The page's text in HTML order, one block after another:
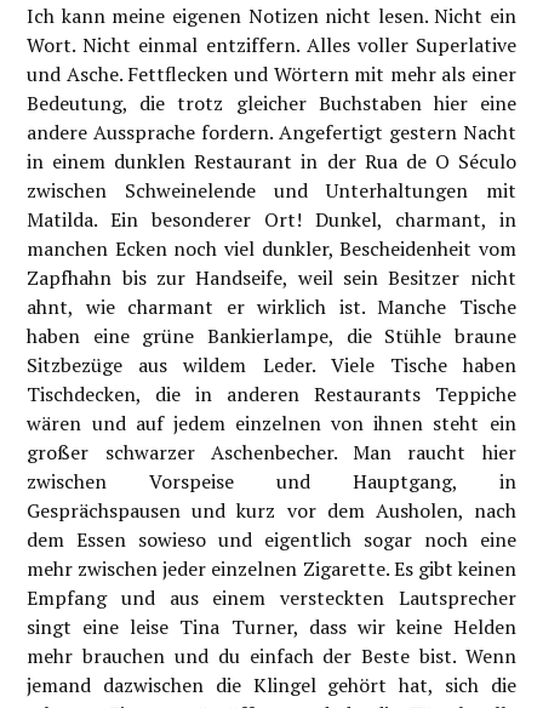
Ich kann meine eigenen Notizen nicht lesen. Nicht ein
Wort. Nicht einmal entziffern. Alles voller Superlative
und Asche. Fettflecken und Wörtern mit mehr als einer
Bedeutung, die trotz gleicher Buchstaben hier eine
andere Aussprache fordern. Angefertigt gestern Nacht
in einem dunklen Restaurant in der Rua de O Século
zwischen Schweinelende und Unterhaltungen mit
Matilda. Ein besonderer Ort! Dunkel, charmant, in
manchen Ecken noch viel dunkler, Bescheidenheit vom
Zapfhahn bis zur Handseife, weil sein Besitzer nicht
ahnt, wie charmant er wirklich ist. Manche Tische
haben eine grüne Bankierlampe, die Stühle braune
Sitzbezüge aus wildem Leder. Viele Tische haben
Tischdecken, die in anderen Restaurants Teppiche
wären und auf jedem einzelnen von ihnen steht ein
großer schwarzer Aschenbecher. Man raucht hier
zwischen Vorspeise und Hauptgang, in
Gesprächspausen und kurz vor dem Ausholen, nach
dem Essen sowieso und eigentlich sogar noch eine
mehr zwischen jeder einzelnen Zigarette. Es gibt keinen
Empfang und aus einem versteckten Lautsprecher
singt eine leise Tina Turner, dass wir keine Helden
mehr brauchen und du einfach der Beste bist. Wenn
jemand dazwischen die Klingel gehört hat, sich die